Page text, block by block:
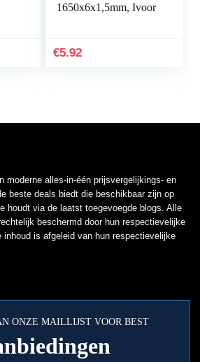
1650x6x1,5mm, Ivoor
€5.92
moderne alles-in-één prijsvergelijkings- en
beste deals biedt die beschikbaar zijn op
houdt via de laatst toegevoegde blogs. Alle
beschermd door hun respectievelijke
inhoud is afgeleid van hun respectievelijke
ONZE MAILLIJST VOOR BEST